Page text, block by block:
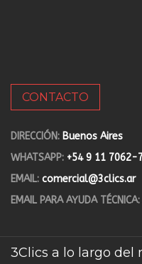
CONTACTO
DIRECCIÓN: Buenos Aires
WHATSAPP: +54 9 11 7062-
EMAIL: comercial@3clics.ar
EMAIL PARA AYUDA TÉCNICA:
3Clics a lo largo del